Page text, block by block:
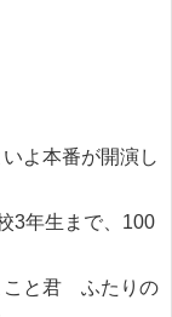
よ本番が開演し
3年生まで、100
こと君 ふたりの